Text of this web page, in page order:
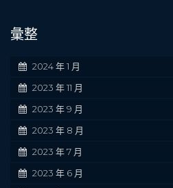
彙整
2024 年 1 月
2023 年 11 月
2023 年 9 月
2023 年 8 月
2023 年 7 月
2023 年 6 月